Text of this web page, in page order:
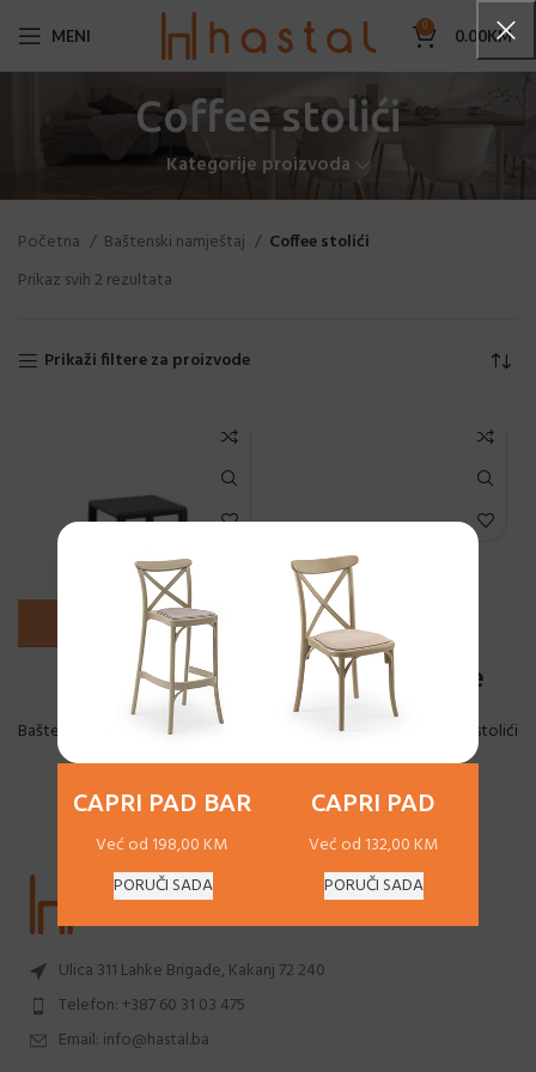
CAPRI PAD BAR
Već od 198,00 KM
CAPRI PAD
Već od 132,00 KM
PORUČI SADA
PORUČI SADA
MENI 0 0.00KM
Coffee stolići
Kategorije proizvoda
Početna Baštenski namještaj
Coffee stolići
Prikaz svih 2 rezultata
Prikaži filtere za proizvode
Joker
Baštenski namještaj
Coffee stolići
MOON Coffee
Baštenski namještaj
Coffee stolići
Ulica 311 Lahke Brigade, Kakanj 72 240
Telefon: +387 60 31 03 475
Email: info@hastal.ba